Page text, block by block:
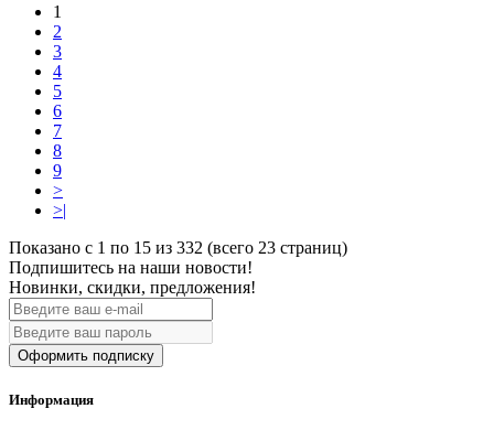
1
2
3
4
5
6
7
8
9
>
>|
Показано с 1 по 15 из 332 (всего 23 страниц)
Подпишитесь на наши новости!
Новинки, скидки, предложения!
Оформить подписку
Информация